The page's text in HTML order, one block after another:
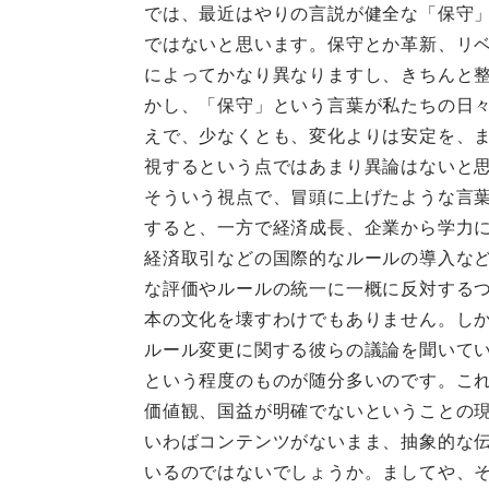
では、最近はやりの言説が健全な「保守
ではないと思います。保守とか革新、リ
によってかなり異なりますし、きちんと
かし、「保守」という言葉が私たちの日
えで、少なくとも、変化よりは安定を、
視するという点ではあまり異論はないと
そういう視点で、冒頭に上げたような言
すると、一方で経済成長、企業から学力
経済取引などの国際的なルールの導入な
な評価やルールの統一に一概に反対する
本の文化を壊すわけでもありません。し
ルール変更に関する彼らの議論を聞いて
という程度のものが随分多いのです。こ
価値観、国益が明確でないということの
いわばコンテンツがないまま、抽象的な
いるのではないでしょうか。ましてや、